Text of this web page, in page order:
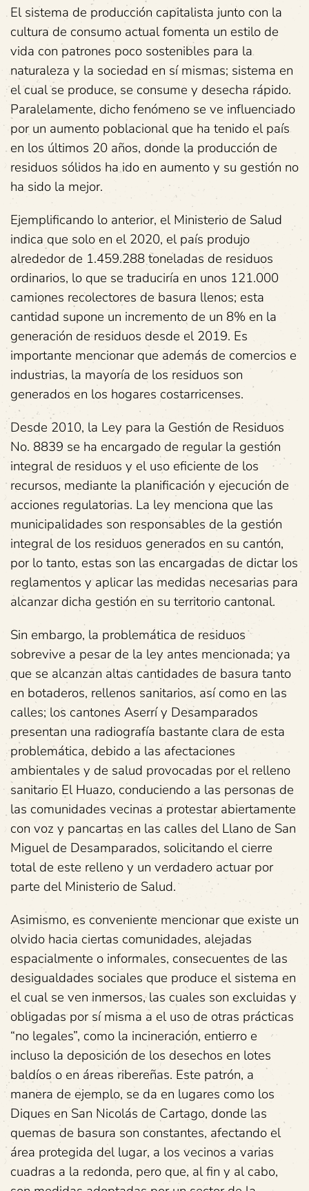
El sistema de producción capitalista junto con la
cultura de consumo actual fomenta un estilo de
vida con patrones poco sostenibles para la
naturaleza y la sociedad en sí mismas; sistema en
el cual se produce, se consume y desecha rápido.
Paralelamente, dicho fenómeno se ve influenciado
por un aumento poblacional que ha tenido el país
en los últimos 20 años, donde la producción de
residuos sólidos ha ido en aumento y su gestión no
ha sido la mejor.
Ejemplificando lo anterior, el Ministerio de Salud
indica que solo en el 2020, el país produjo
alrededor de 1.459.288 toneladas de residuos
ordinarios, lo que se traduciría en unos 121.000
camiones recolectores de basura llenos; esta
cantidad supone un incremento de un 8% en la
generación de residuos desde el 2019. Es
importante mencionar que además de comercios e
industrias, la mayoría de los residuos son
generados en los hogares costarricenses.
Desde 2010, la Ley para la Gestión de Residuos
No. 8839 se ha encargado de regular la gestión
integral de residuos y el uso eficiente de los
recursos, mediante la planificación y ejecución de
acciones regulatorias. La ley menciona que las
municipalidades son responsables de la gestión
integral de los residuos generados en su cantón,
por lo tanto, estas son las encargadas de dictar los
reglamentos y aplicar las medidas necesarias para
alcanzar dicha gestión en su territorio cantonal.
Sin embargo, la problemática de residuos
sobrevive a pesar de la ley antes mencionada; ya
que se alcanzan altas cantidades de basura tanto
en botaderos, rellenos sanitarios, así como en las
calles; los cantones Aserrí y Desamparados
presentan una radiografía bastante clara de esta
problemática, debido a las afectaciones
ambientales y de salud provocadas por el relleno
sanitario El Huazo, conduciendo a las personas de
las comunidades vecinas a protestar abiertamente
con voz y pancartas en las calles del Llano de San
Miguel de Desamparados, solicitando el cierre
total de este relleno y un verdadero actuar por
parte del Ministerio de Salud.
Asimismo, es conveniente mencionar que existe un
olvido hacia ciertas comunidades, alejadas
espacialmente o informales, consecuentes de las
desigualdades sociales que produce el sistema en
el cual se ven inmersos, las cuales son excluidas y
obligadas por sí misma a el uso de otras prácticas
“no legales”, como la incineración, entierro e
incluso la deposición de los desechos en lotes
baldíos o en áreas ribereñas. Este patrón, a
manera de ejemplo, se da en lugares como los
Diques en San Nicolás de Cartago, donde las
quemas de basura son constantes, afectando el
área protegida del lugar, a los vecinos a varias
cuadras a la redonda, pero que, al fin y al cabo,